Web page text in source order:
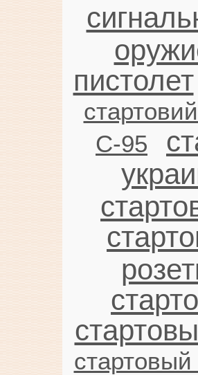
пистолет
C-95